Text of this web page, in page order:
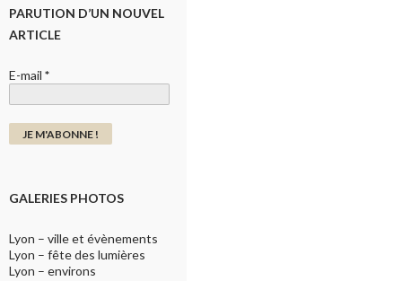
PARUTION D’UN NOUVEL
ARTICLE
E-mail *
GALERIES PHOTOS
Lyon – ville et évènements
Lyon – fête des lumières
Lyon – environs